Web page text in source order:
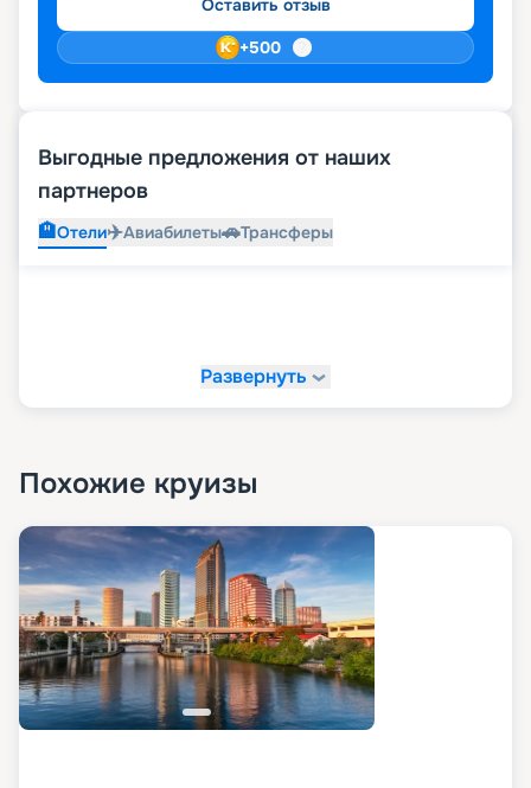
Оставить отзыв
+500
Выгодные предложения от наших
партнеров
🏨Отели✈️Авиабилеты🚗Трансферы
Развернуть
Похожие круизы